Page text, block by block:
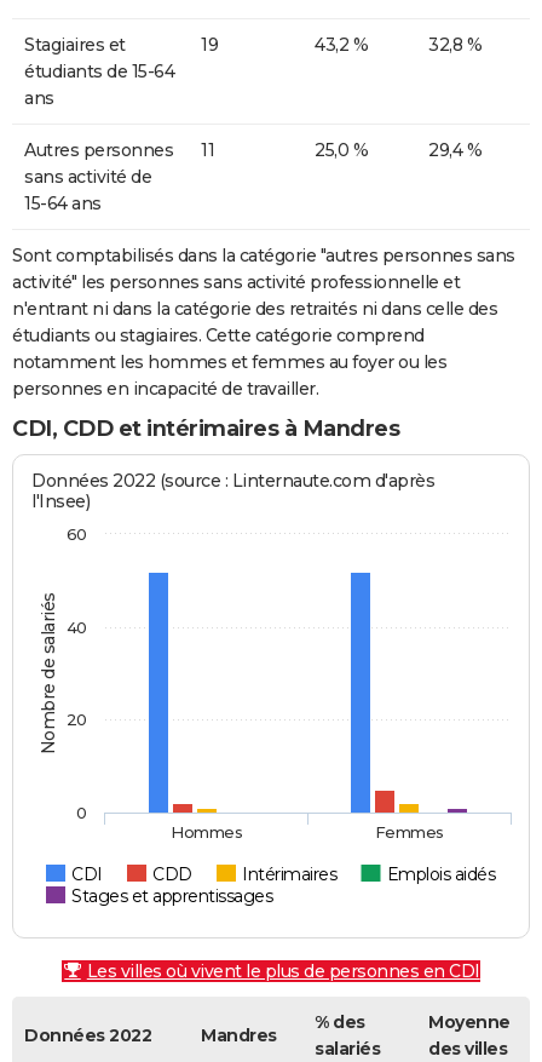
Stagiaires et
étudiants de 15-64
ans
19 43,2 % 32,8 %
Autres personnes
sans activité de
15-64 ans
11 25,0 % 29,4 %
Sont comptabilisés dans la catégorie "autres personnes sans
activité" les personnes sans activité professionnelle et
n'entrant ni dans la catégorie des retraités ni dans celle des
étudiants ou stagiaires. Cette catégorie comprend
notamment les hommes et femmes au foyer ou les
personnes en incapacité de travailler.
CDI, CDD et intérimaires à Mandres
Nombre de salariés
Données 2022 (source : Linternaute.com d'après
l'Insee)
CDI CDD Intérimaires
Emplois aidés
Stages et apprentissages
Hommes Femmes
0
20
40
60
Les villes où vivent le plus de personnes en CDI
Données 2022 Mandres
% des
salariés
Moyenne
des villes